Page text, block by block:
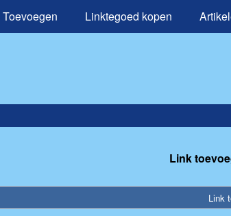
Toevoegen Linktegoed kopen
Link
Link